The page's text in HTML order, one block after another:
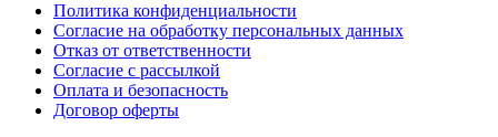
Политика конфиденциальности
Согласие на обработку персональных данных
Отказ от ответственности
Согласие с рассылкой
Оплата и безопасность
Договор оферты